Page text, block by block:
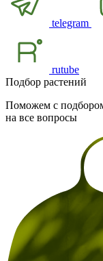
telegram
rutube
Подбор растений
Поможем с
на все вопросы